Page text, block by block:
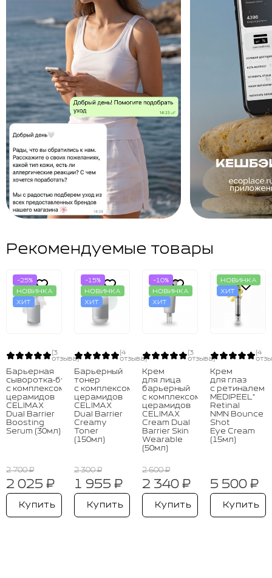
Рекомендуемые товары
-25%
НОВИНКА
ХИТ
(3
отзыва)
Барьерная
сыворотка‑бустер
с комплексом
церамидов
CELIMAX
Dual Barrier
Boosting
Serum (30мл)
2 700 ₽
2 025 ₽
Купить
-15%
НОВИНКА
ХИТ
(4
отзыва)
Барьерный
тонер
с комплексом
церамидов
CELIMAX
Dual Barrier
Creamy
Toner
(150мл)
2 300 ₽
1 955 ₽
Купить
-10%
НОВИНКА
ХИТ
(3
отзыва)
Крем
для лица
барьерный
с комплексом
церамидов
CELIMAX
Cream Dual
Barrier Skin
Wearable
(50мл)
2 600 ₽
2 340 ₽
Купить
НОВИНКА
ХИТ
(4
Крем
для глаз
с ретиналем
MEDIPEEL⁺
Retinal
NMN Bounce
Shot
Eye Cream
(15мл)
5 500 ₽
Купить